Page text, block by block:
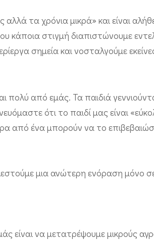
αλλά τα χρόνια μικρά» και είναι
κάποια στιγμή διαπιστώνουμε
σημεία και νοσταλγούμε
από εμάς. Τα παιδιά
ότι το παιδί μας είναι
από ένα μπορούν να το
μια ανώτερη ενόραση μόνο
να μετατρέψουμε μικρούς